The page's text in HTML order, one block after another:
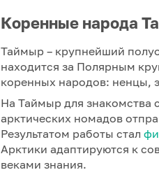
Коренные народа
Таймыр – крупнейший
находится за Полярным
коренных народов: ненцы,
На Таймыр для знакомства
арктических номадов
Результатом работы стал
Арктики адаптируются к
веками знания.